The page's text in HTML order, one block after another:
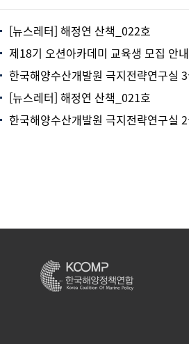
[뉴스레터] 해정연 산책_022호
제18기 오션아카데미 교육생 모집 안내
한국해양수산개발원 극지전략연구실
[뉴스레터] 해정연 산책_021호
한국해양수산개발원 극지전략연구실